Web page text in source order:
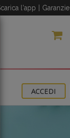
l'app Garanzie
ACCEDI